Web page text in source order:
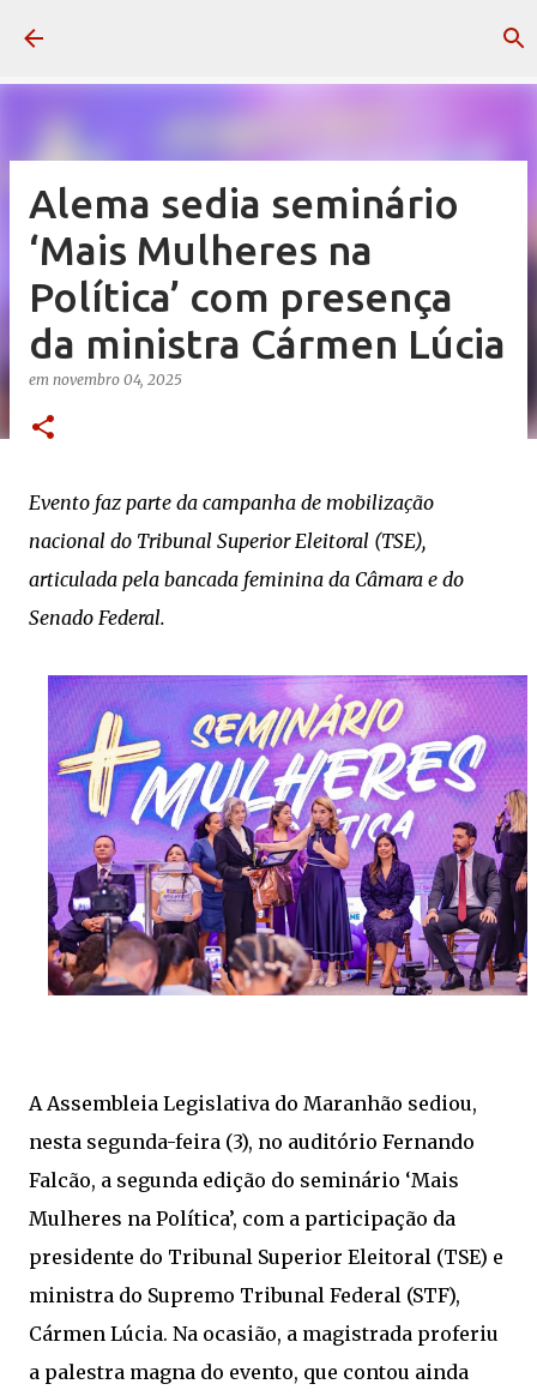
Alema sedia seminário
‘Mais Mulheres na
Política’ com presença
da ministra Cármen Lúcia
em novembro 04, 2025
Evento faz parte da campanha de mobilização
nacional do Tribunal Superior Eleitoral (TSE),
articulada pela bancada feminina da Câmara e do
Senado Federal.
A Assembleia Legislativa do Maranhão sediou,
nesta segunda-feira (3), no auditório Fernando
Falcão, a segunda edição do seminário ‘Mais
Mulheres na Política’, com a participação da
presidente do Tribunal Superior Eleitoral (TSE) e
ministra do Supremo Tribunal Federal (STF),
Cármen Lúcia. Na ocasião, a magistrada proferiu
a palestra magna do evento, que contou ainda